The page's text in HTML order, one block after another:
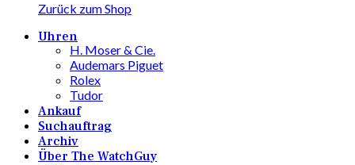
Zurück zum Shop
Uhren
H. Moser & Cie.
Audemars Piguet
Rolex
Tudor
Ankauf
Suchauftrag
Archiv
Über The WatchGuy